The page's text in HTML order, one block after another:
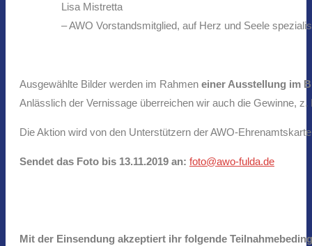
Lisa Mistretta
– AWO Vorstandsmitglied, auf Herz und Seele
Ausgewählte Bilder werden im Rahmen einer Ausstellung im
Anlässlich der Vernissage überreichen wir auch die Gewinne,
Die Aktion wird von den Unterstützern der AWO-
Sendet das Foto bis 13.11.2019 an: foto@awo-fulda.de
Mit der Einsendung akzeptiert ihr folgende